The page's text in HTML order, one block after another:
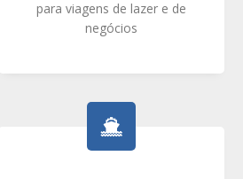
para viagens de lazer e de
negócios